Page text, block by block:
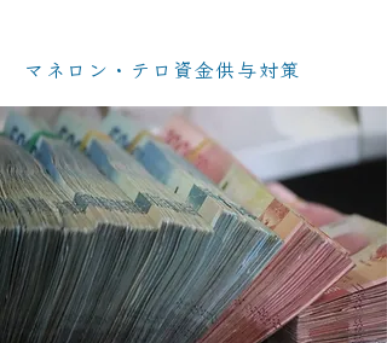
マネロン・テロ資金供与対策